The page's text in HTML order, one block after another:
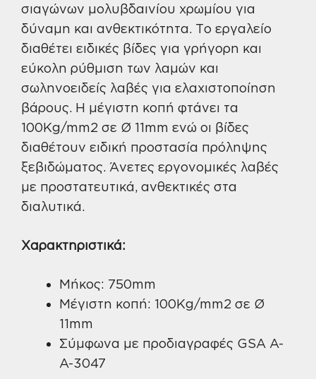
σιαγώνων μολυβδαινίου χρωμίου για
δύναμη και ανθεκτικότητα. Το εργαλείο
διαθέτει ειδικές βίδες για γρήγορη και
εύκολη ρύθμιση των λαμών και
σωληνοειδείς λαβές για ελαχιστοποίηση
βάρους. Η μέγιστη κοπή φτάνει τα
100Kg/mm2 σε Ø 11mm ενώ οι βίδες
διαθέτουν ειδική προστασία πρόληψης
ξεβιδώματος. Άνετες εργονομικές λαβές
με προστατευτικά, ανθεκτικές στα
διαλυτικά.
Χαρακτηριστικά:
Μήκος: 750mm
Μέγιστη κοπή: 100Kg/mm2 σε Ø
11mm
Σύμφωνα με προδιαγραφές GSA A-
A-3047